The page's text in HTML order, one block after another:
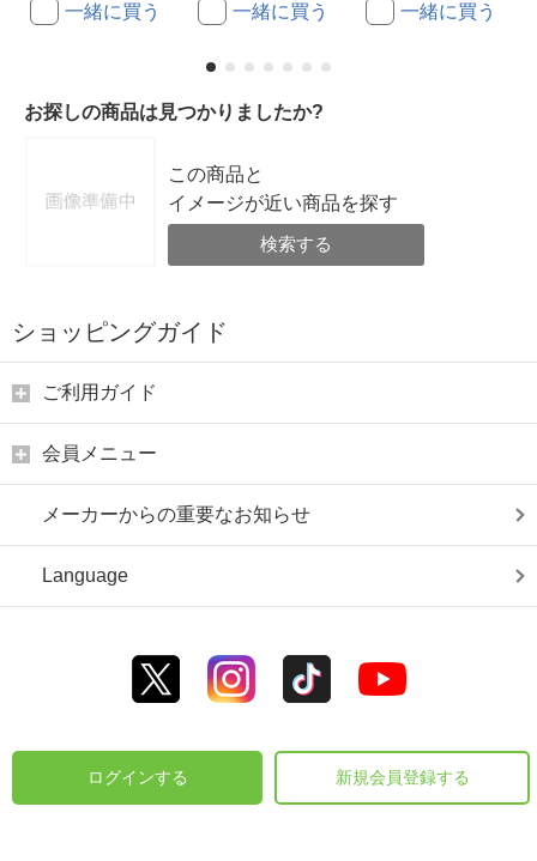
一緒に買う 一緒に買う 一緒に買う
お探しの商品は見つかりましたか?
この商品と
イメージが近い商品を探す
検索する
ショッピングガイド
ご利用ガイド
会員メニュー
メーカーからの重要なお知らせ
Language
ログインする 新規会員登録する